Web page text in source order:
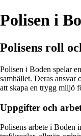
Polisen i
Polisens roll
Polisen i Boden spelar
samhället. Deras ansvar
att skapa en trygg miljö
Uppgifter och
Polisens arbete i Boden